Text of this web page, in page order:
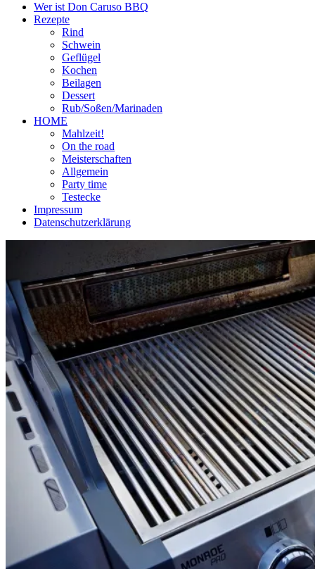
Wer ist Don Caruso BBQ
Rezepte
Rind
Schwein
Geflügel
Kochen
Beilagen
Dessert
Rub/Soßen/Marinaden
HOME
Mahlzeit!
On the road
Meisterschaften
Allgemein
Party time
Testecke
Impressum
Datenschutzerklärung